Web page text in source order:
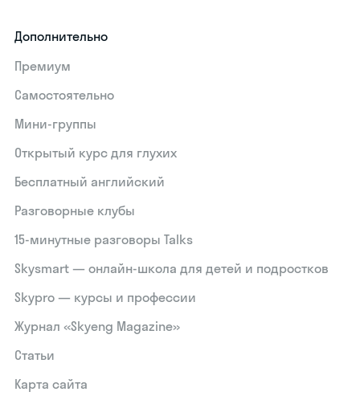
Дополнительно
Премиум
Самостоятельно
Мини-группы
Открытый курс для глухих
Бесплатный английский
Разговорные клубы
15‑минутные разговоры Talks
Skysmart — онлайн-школа для детей и подростков
Skypro — курсы и профессии
Журнал «Skyeng Magazine»
Статьи
Карта сайта